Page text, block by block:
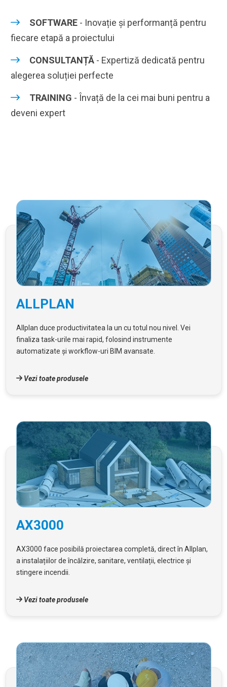
SOFTWARE- Inovație și performanță pentru
fiecare etapă a proiectului
CONSULTANȚĂ- Expertiză dedicată pentru
alegerea soluției perfecte
TRAINING - Învață de la cei mai buni pentru a
deveni expert
ALLPLAN
Allplan duce productivitatea la un cu totul nou nivel. Vei
finaliza task-urile mai rapid, folosind instrumente
automatizate și workflow-uri BIM avansate.
Vezi toate produsele
AX3000
AX3000 face posibilă proiectarea completă, direct în Allplan,
a instalațiilor de încălzire, sanitare, ventilații, electrice și
stingere incendii.
Vezi toate produsele